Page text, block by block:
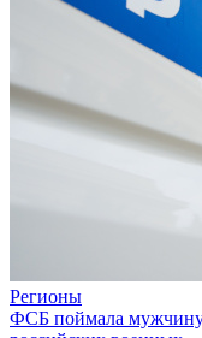
Регионы
ФСБ поймала мужчину,